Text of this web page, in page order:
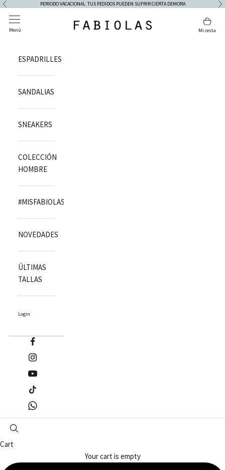
Skip to content
Previous PERIODO VACACIONAL. TUS PEDIDOS PUEDEN SUFRIR CIERTA DEMORA
Fabiolas
Open navigation menu
Menú Mi cesta
ESPADRILLES
SANDALIAS
SNEAKERS
COLECCIÓN
HOMBRE
#MISFABIOLAS
NOVEDADES
ÚLTIMAS
TALLAS
Login
Cart
Your cart is empty